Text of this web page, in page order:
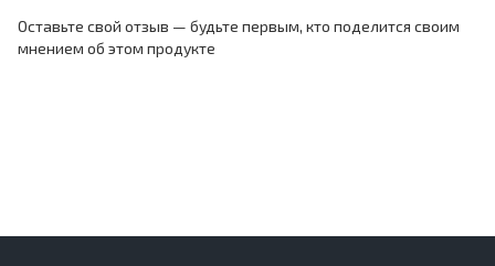
Оставьте свой отзыв — будьте первым, кто поделится своим
мнением об этом продукте